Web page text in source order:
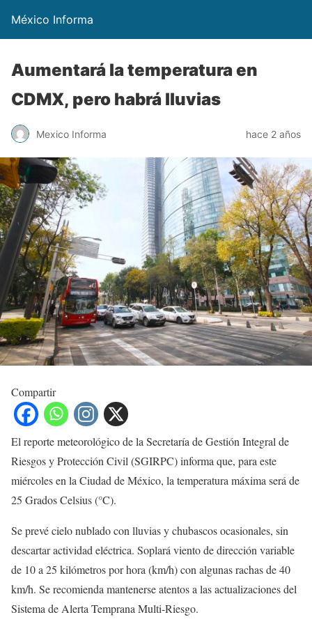
México Informa
Aumentará la temperatura en
CDMX, pero habrá lluvias
Mexico Informa hace 2 años
Compartir
El reporte meteorológico de la Secretaría de Gestión Integral de
Riesgos y Protección Civil (SGIRPC) informa que, para este
miércoles en la Ciudad de México, la temperatura máxima será de
25 Grados Celsius (°C).
Se prevé cielo nublado con lluvias y chubascos ocasionales, sin
descartar actividad eléctrica. Soplará viento de dirección variable
de 10 a 25 kilómetros por hora (km/h) con algunas rachas de 40
km/h. Se recomienda mantenerse atentos a las actualizaciones del
Sistema de Alerta Temprana Multi-Riesgo.